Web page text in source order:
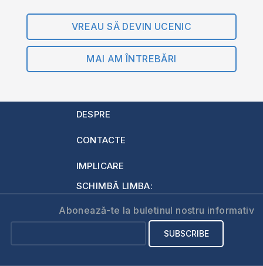
VREAU SĂ DEVIN UCENIC
MAI AM ÎNTREBĂRI
DESPRE
CONTACTE
IMPLICARE
SCHIMBĂ LIMBA:
Abonează-te la buletinul nostru informativ